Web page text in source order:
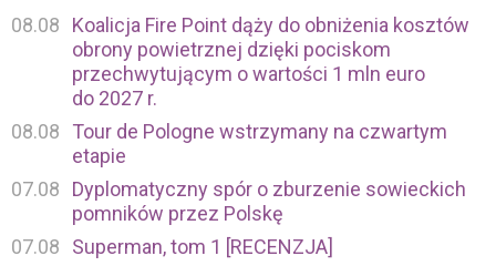
08.08
Koalicja Fire Point dąży do obniżenia kosztów
obrony powietrznej dzięki pociskom
przechwytującym o wartości 1 mln euro
do 2027 r.
08.08
Tour de Pologne wstrzymany na czwartym
etapie
07.08
Dyplomatyczny spór o zburzenie sowieckich
pomników przez Polskę
07.08
Superman, tom 1 [RECENZJA]